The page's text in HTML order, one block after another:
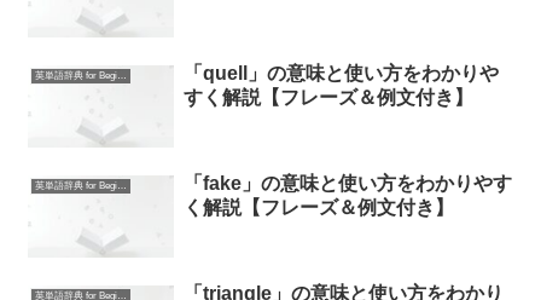
英単語辞典 for Beginners
「quell」の意味と使い方をわかりや
すく解説【フレーズ＆例文付き】
英単語辞典 for Beginners
「fake」の意味と使い方をわかりやす
く解説【フレーズ＆例文付き】
英単語辞典 for Beginners
「triangle」の意味と使い方をわかり